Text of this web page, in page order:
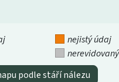
nejistý údaj
podle stáří nálezu